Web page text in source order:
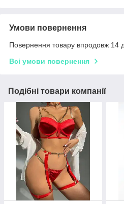
Умови повернення
Повернення товару впродовж 14
Всі умови повернення
Подібні товари компанії